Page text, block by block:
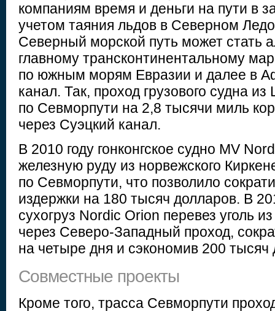
компаниям время и деньги на пути в
учетом таяния льдов в Северном
Северный морской путь может стать
главному трансконтинентальному
по южным морям Евразии и далее в
канал. Так, проход грузового судна
по Севморпути на 2,8 тысячи миль
через Суэцкий канал.
В 2010 году гонконгское судно MV
железную руду из норвежского
по Севморпути, что позволило
издержки на 180 тысяч долларов. В
сухогруз Nordic Orion перевез уголь
через Северо-Западный проход,
на четыре дня и сэкономив 200 тысяч
Совместные проекты
Кроме того, трасса Севморпути